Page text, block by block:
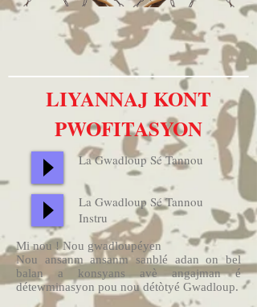
LIYANNAJ KONT
PWOFITASYON
La Gwadloup Sé Tannou
La Gwadloup Sé Tannou
Instru
Mi nou ! Nou gwadloupéyen
Nou ansanm ansanm sanblé adan on bel
balan a konsyans avè angajman é
détewminasyon pou nou détòtyé Gwadloup.